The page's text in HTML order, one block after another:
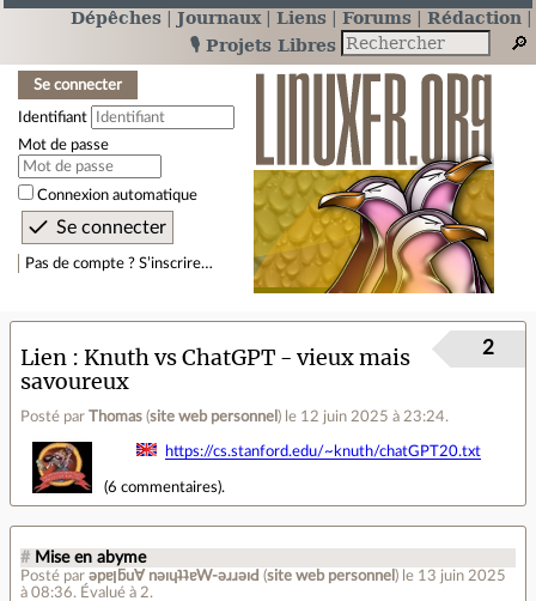
Dépêches Journaux Liens Forums
Rédaction
🎙️ Projets Libres
Se connecter
Identifiant
Mot de passe
Connexion automatique
Pas de compte ? S’inscrire…
Lien
Knuth vs ChatGPT - vieux mais
savoureux
Posté par Thomas (site web personnel ) le 12 juin 2025 à 23:24.
2
https://cs.stanford.edu/~knuth/chatGPT20.txt
(6 commentaires).
# Mise en abyme
Posté par ǝpɐןƃu∀ nǝıɥʇʇɐW-ǝɹɹǝıԀ (site web personnel ) le 13 juin 2025
à 08:36. Évalué à 2.